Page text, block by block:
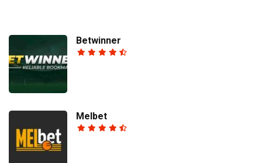
Betwinner
Melbet